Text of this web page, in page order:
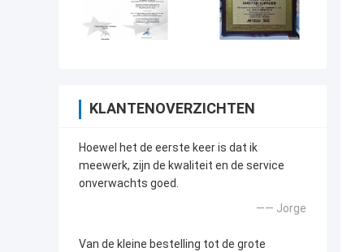
KLANTENOVERZICHTEN
Hoewel het de eerste keer is dat ik
meewerk, zijn de kwaliteit en de service
onverwachts goed.
—— Jorge
Van de kleine bestelling tot de grote